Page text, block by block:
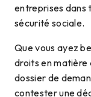
entreprises dans
sécurité sociale.
Que vous ayez
droits en matière
dossier de
contester une